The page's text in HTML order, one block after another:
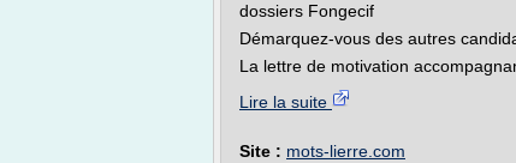
dossiers Fongecif
Démarquez-vous des autres
La lettre de motivation
Lire la suite
Site : mots-lierre.com